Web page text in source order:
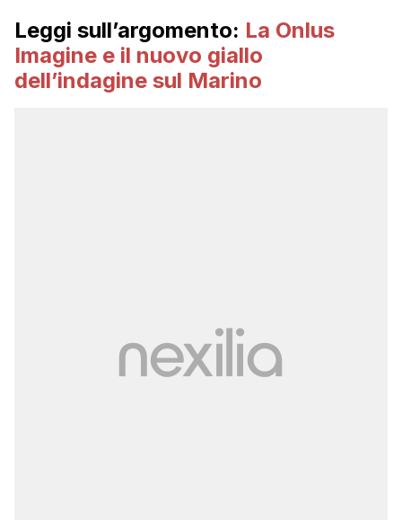
Leggi sull’argomento: La Onlus
Imagine e il nuovo giallo
dell’indagine sul Marino